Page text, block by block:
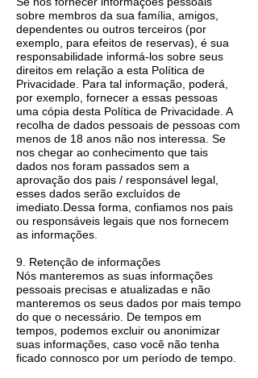
sobre membros da sua família, amigos,
dependentes ou outros terceiros (por
exemplo, para efeitos de reservas), é sua
responsabilidade informá-los sobre seus
direitos em relação a esta Política de
Privacidade. Para tal informação, poderá,
por exemplo, fornecer a essas pessoas
uma cópia desta Política de Privacidade. A
recolha de dados pessoais de pessoas com
menos de 18 anos não nos interessa. Se
nos chegar ao conhecimento que tais
dados nos foram passados ​​sem a
aprovação dos pais / responsável legal,
esses dados serão excluídos de
imediato.Dessa forma, confiamos nos pais
ou responsáveis ​​legais que nos fornecem
as informações.
9. Retenção de informações
Nós manteremos as suas informações
pessoais precisas e atualizadas e não
manteremos os seus dados por mais tempo
do que o necessário. De tempos em
tempos, podemos excluir ou anonimizar
suas informações, caso você não tenha
ficado connosco por um período de tempo.